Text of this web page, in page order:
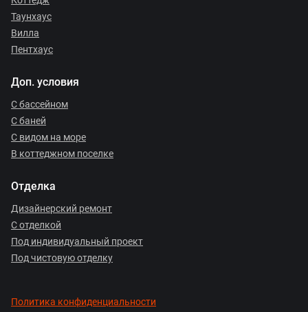
Таунхаус
Вилла
Пентхаус
Доп. условия
С бассейном
С баней
С видом на море
В коттеджном поселке
Отделка
Дизайнерский ремонт
С отделкой
Под индивидуальный проект
Под чистовую отделку
Политика конфиденциальности